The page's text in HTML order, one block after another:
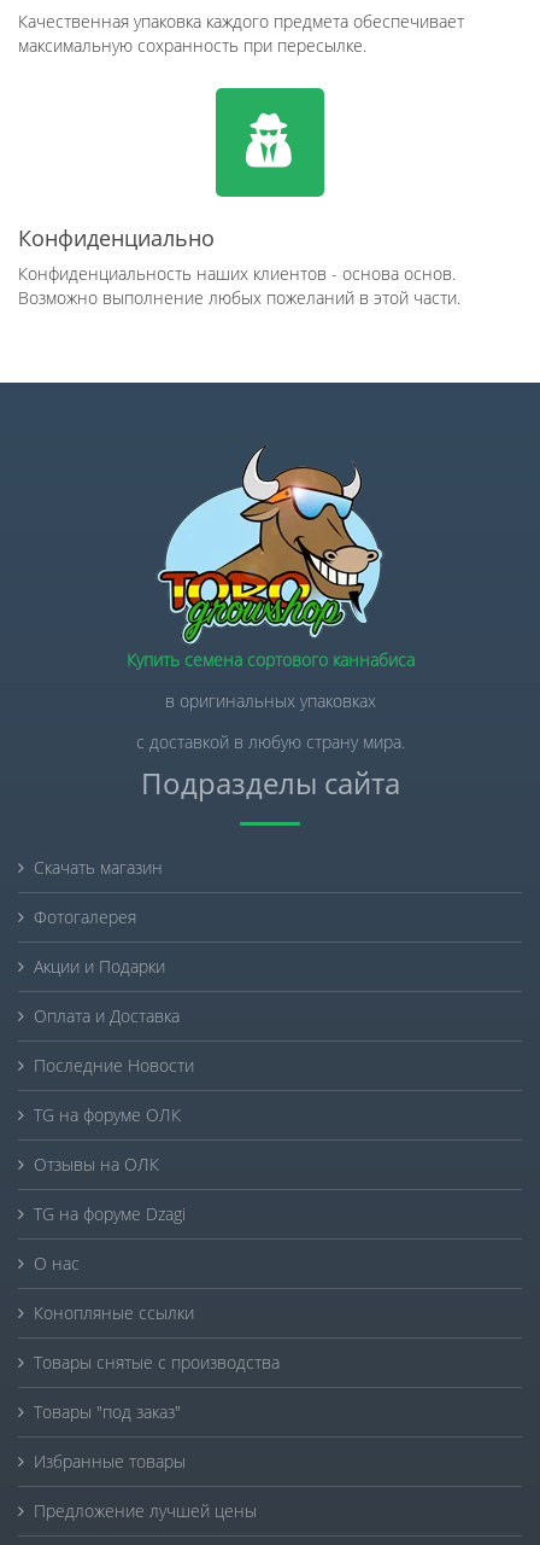
Качественная упаковка каждого предмета обеспечивает
максимальную сохранность при пересылке.
Конфиденциально
Конфиденциальность наших клиентов - основа основ.
Возможно выполнение любых пожеланий в этой части.
Купить семена сортового каннабиса
в оригинальных упаковках
с доставкой в любую страну мира.
Подразделы сайта
Скачать магазин
Фотогалерея
Акции и Подарки
Оплата и Доставка
Последние Новости
TG на форуме ОЛК
Отзывы на ОЛК
TG на форуме Dzagi
О нас
Конопляные ссылки
Товары снятые с производства
Товары "под заказ"
Избранные товары
Предложение лучшей цены